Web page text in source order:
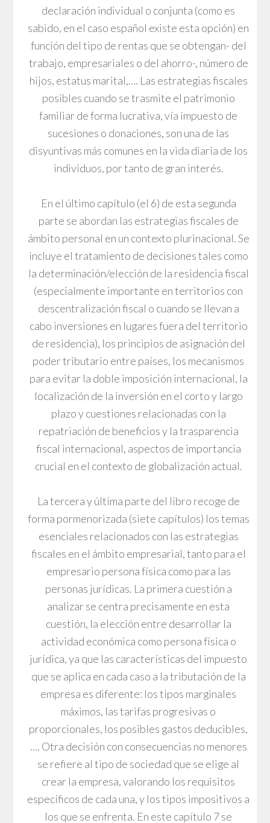
declaración individual o conjunta (como es
sabido, en el caso español existe esta opción) en
función del tipo de rentas que se obtengan- del
trabajo, empresariales o del ahorro-, número de
hijos, estatus marital,…. Las estrategias fiscales
posibles cuando se trasmite el patrimonio
familiar de forma lucrativa, vía impuesto de
sucesiones o donaciones, son una de las
disyuntivas más comunes en la vida diaria de los
individuos, por tanto de gran interés.
En el último capítulo (el 6) de esta segunda
parte se abordan las estrategias fiscales de
ámbito personal en un contexto plurinacional. Se
incluye el tratamiento de decisiones tales como
la determinación/elección de la residencia fiscal
(especialmente importante en territorios con
descentralización fiscal o cuando se llevan a
cabo inversiones en lugares fuera del territorio
de residencia), los principios de asignación del
poder tributario entre países, los mecanismos
para evitar la doble imposición internacional, la
localización de la inversión en el corto y largo
plazo y cuestiones relacionadas con la
repatriación de beneficios y la trasparencia
fiscal internacional, aspectos de importancia
crucial en el contexto de globalización actual.
La tercera y última parte del libro recoge de
forma pormenorizada (siete capítulos) los temas
esenciales relacionados con las estrategias
fiscales en el ámbito empresarial, tanto para el
empresario persona física como para las
personas jurídicas. La primera cuestión a
analizar se centra precisamente en esta
cuestión, la elección entre desarrollar la
actividad económica como persona física o
jurídica, ya que las características del impuesto
que se aplica en cada caso a la tributación de la
empresa es diferente: los tipos marginales
máximos, las tarifas progresivas o
proporcionales, los posibles gastos deducibles,
…. Otra decisión con consecuencias no menores
se refiere al tipo de sociedad que se elige al
crear la empresa, valorando los requisitos
específicos de cada una, y los tipos impositivos a
los que se enfrenta. En este capítulo 7 se